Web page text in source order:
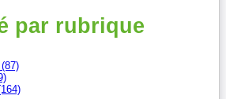
par rubrique